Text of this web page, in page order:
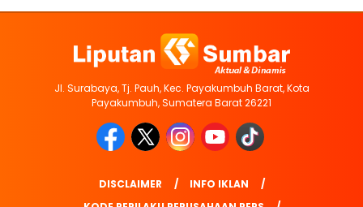
Jl. Surabaya, Tj. Pauh, Kec. Payakumbuh Barat, Kota
Payakumbuh, Sumatera Barat 26221
DISCLAIMER
INFO IKLAN